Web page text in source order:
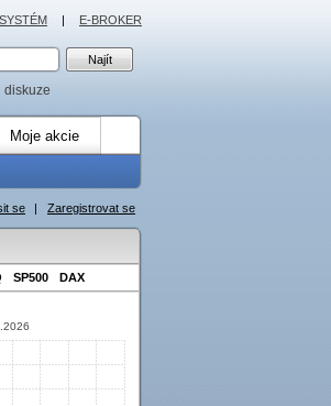
diskuze
Moje akcie
se | Zaregistrovat se
SP500 DAX
| E-BROKER